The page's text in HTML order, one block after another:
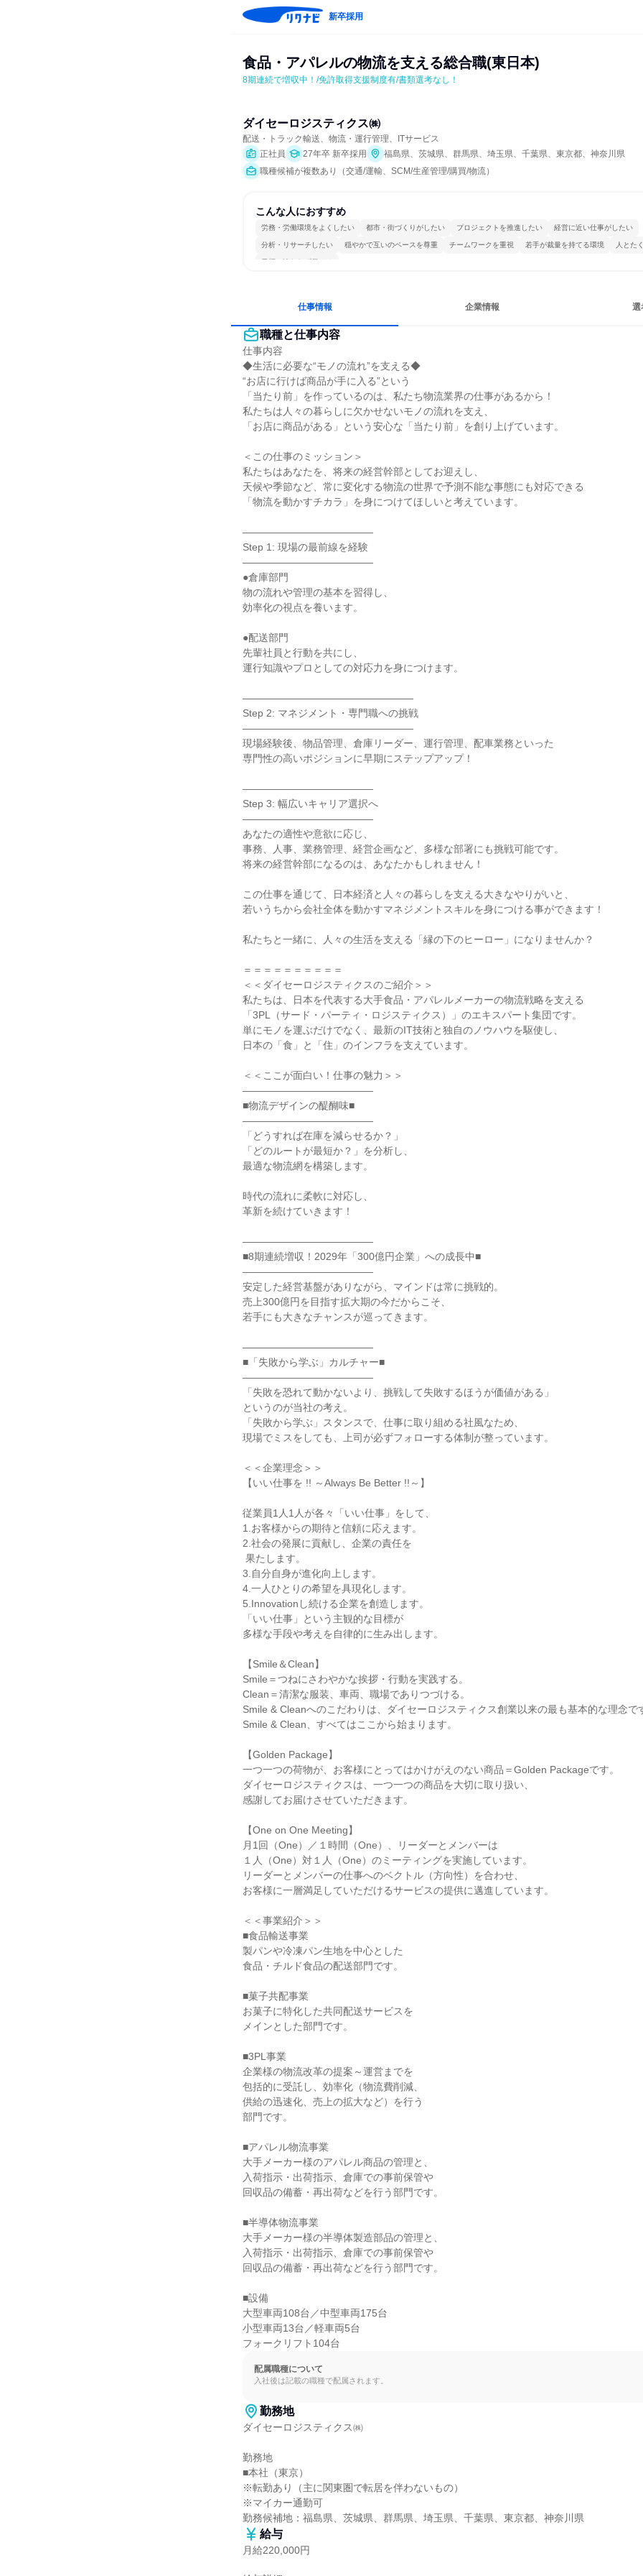
新卒採用
食品・アパレルの物流を支える総合職(東日本)
8期連続で増収中！/免許取得支援制度有/書類選考なし！
ダイセーロジスティクス㈱
配送・トラック輸送、物流・運行管理、ITサービス
正社員
27年卒 新卒採用
福島県、茨城県、群馬県、埼玉県、千葉県、東京都、神奈川県
職種候補が複数あり（交通/運輸、SCM/生産管理/購買/物流）
こんな人におすすめ
労務・労働環境をよくしたい 都市・街づくりがしたい プロジェクトを推進したい 経営に近い仕事がしたい
分析・リサーチしたい 穏やかで互いのペースを尊重 チームワークを重視 若手が裁量を持てる環境 人とた
目標に追われず働ける
仕事情報 企業情報 選
職種と仕事内容
仕事内容
◆生活に必要な“モノの流れ”を支える◆
“お店に行けば商品が手に入る”という
「当たり前」を作っているのは、私たち物流業界の仕事があるから！
私たちは人々の暮らしに欠かせないモノの流れを支え、
「お店に商品がある」という安心な「当たり前」を創り上げています。
＜この仕事のミッション＞
私たちはあなたを、将来の経営幹部としてお迎えし、
天候や季節など、常に変化する物流の世界で予測不能な事態にも対応できる
「物流を動かすチカラ」を身につけてほしいと考えています。
―――――――――――――
Step 1: 現場の最前線を経験
―――――――――――――
●倉庫部門
物の流れや管理の基本を習得し、
効率化の視点を養います。
●配送部門
先輩社員と行動を共にし、
運行知識やプロとしての対応力を身につけます。
―――――――――――――――――
Step 2: マネジメント・専門職への挑戦
―――――――――――――――――
現場経験後、物品管理、倉庫リーダー、運行管理、配車業務といった
専門性の高いポジションに早期にステップアップ！
―――――――――――――
Step 3: 幅広いキャリア選択へ
―――――――――――――
あなたの適性や意欲に応じ、
事務、人事、業務管理、経営企画など、多様な部署にも挑戦可能です。
将来の経営幹部になるのは、あなたかもしれません！
この仕事を通じて、日本経済と人々の暮らしを支える大きなやりがいと、
若いうちから会社全体を動かすマネジメントスキルを身につける事ができます！
私たちと一緒に、人々の生活を支える「縁の下のヒーロー」になりませんか？
＝＝＝＝＝＝＝＝＝＝
＜＜ダイセーロジスティクスのご紹介＞＞
私たちは、日本を代表する大手食品・アパレルメーカーの物流戦略を支える
「3PL（サード・パーティ・ロジスティクス）」のエキスパート集団です。
単にモノを運ぶだけでなく、最新のIT技術と独自のノウハウを駆使し、
日本の「食」と「住」のインフラを支えています。
＜＜ここが面白い！仕事の魅力＞＞
―――――――――――――
■物流デザインの醍醐味■
―――――――――――――
「どうすれば在庫を減らせるか？」
「どのルートが最短か？」を分析し、
最適な物流網を構築します。
時代の流れに柔軟に対応し、
革新を続けていきます！
―――――――――――――
■8期連続増収！2029年「300億円企業」への成長中■
―――――――――――――
安定した経営基盤がありながら、マインドは常に挑戦的。
売上300億円を目指す拡大期の今だからこそ、
若手にも大きなチャンスが巡ってきます。
―――――――――――――
■「失敗から学ぶ」カルチャー■
―――――――――――――
「失敗を恐れて動かないより、挑戦して失敗するほうが価値がある」
というのが当社の考え。
「失敗から学ぶ」スタンスで、仕事に取り組める社風なため、
現場でミスをしても、上司が必ずフォローする体制が整っています。
＜＜企業理念＞＞
【いい仕事を !! ～Always Be Better !!～】
従業員1人1人が各々「いい仕事」をして、
1.お客様からの期待と信頼に応えます。
2.社会の発展に貢献し、企業の責任を
3.自分自身が進化向上します。
4.一人ひとりの希望を具現化します。
5.Innovationし続ける企業を創造します。
「いい仕事」という主観的な目標が
多様な手段や考えを自律的に生み出します。
【Smile＆Clean】
Smile＝つねにさわやかな挨拶・行動を実践する。
Clean＝清潔な服装、車両、職場でありつづける。
Smile & Cleanへのこだわりは、ダイセーロジスティクス創業以来の最も基本的な理念で
Smile & Clean、すべてはここから始まります。
【Golden Package】
一つ一つの荷物が、お客様にとってはかけがえのない商品＝Golden Packageです。
ダイセーロジスティクスは、一つ一つの商品を大切に取り扱い、
感謝してお届けさせていただきます。
【One on One Meeting】
月1回（One）／１時間（One）、リーダーとメンバーは
１人（One）対１人（One）のミーティングを実施しています。
リーダーとメンバーの仕事へのベクトル（方向性）を合わせ、
お客様に一層満足していただけるサービスの提供に邁進しています。
＜＜事業紹介＞＞
■食品輸送事業
製パンや冷凍パン生地を中心とした
食品・チルド食品の配送部門です。
■菓子共配事業
お菓子に特化した共同配送サービスを
メインとした部門です。
■3PL事業
企業様の物流改革の提案～運営までを
包括的に受託し、効率化（物流費削減、
供給の迅速化、売上の拡大など）を行う
部門です。
■アパレル物流事業
大手メーカー様のアパレル商品の管理と、
入荷指示・出荷指示、倉庫での事前保管や
回収品の備蓄・再出荷などを行う部門です。
■半導体物流事業
大手メーカー様の半導体製造部品の管理と、
入荷指示・出荷指示、倉庫での事前保管や
回収品の備蓄・再出荷などを行う部門です。
■設備
大型車両108台／中型車両175台
小型車両13台／軽車両5台
フォークリフト104台
配属職種について
入社後は記載の職種で配属されます。
勤務地
ダイセーロジスティクス㈱
勤務地
■本社（東京）
※転勤あり（主に関東圏で転居を伴わないもの）
※マイカー通勤可
勤務候補地：福島県、茨城県、群馬県、埼玉県、千葉県、東京都、神奈川県
給与
月給220,000円